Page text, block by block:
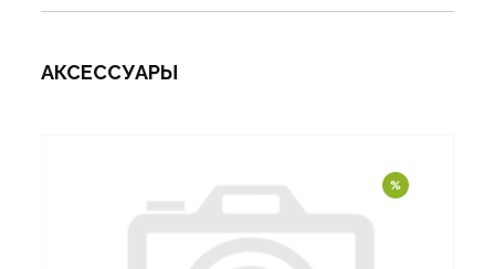
АКСЕССУАРЫ